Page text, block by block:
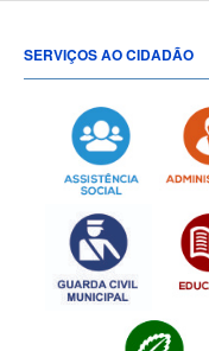
SERVIÇOS AO CIDADÃO